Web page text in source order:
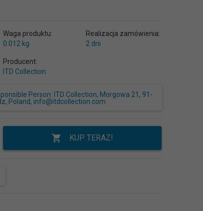
Waga produktu:
0.012 kg
Realizacja zamówienia:
2 dni
Producent:
ITD Collection
Person: ITD Collection, Morgowa 21, 91-
Poland, info@itdcollection.com
KUP TERAZ!